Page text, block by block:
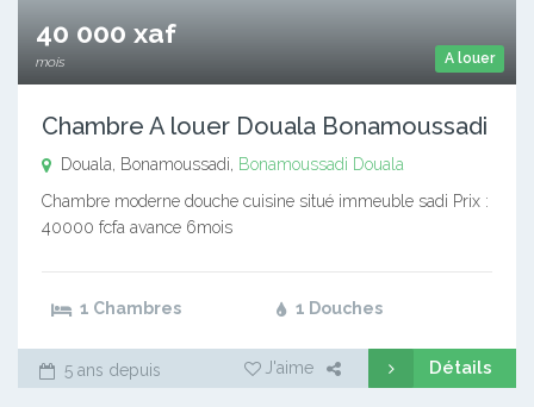
A louer
40 000 xaf
mois
Chambre A louer Douala Bonamoussadi
Douala, Bonamoussadi, Bonamoussadi Douala
Chambre moderne douche cuisine situé immeuble sadi Prix :
40000 fcfa avance 6mois
1 Chambres 1 Douches
5 ans depuis J'aime Détails